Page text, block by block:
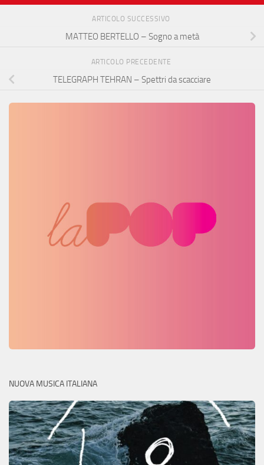
ARTICOLO SUCCESSIVO
MATTEO BERTELLO – Sogno a metà
ARTICOLO PRECEDENTE
TELEGRAPH TEHRAN – Spettri da scacciare
NUOVA MUSICA ITALIANA